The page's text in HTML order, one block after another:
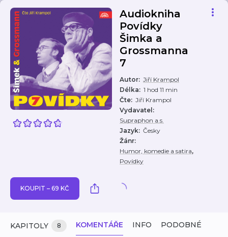
Audiokniha
Povídky
Šimka a
Grossmanna
7
Autor: Jiří Krampol
Délka: 1 hod 11 min
Čte: Jiří Krampol
Vydavatel :
Supraphon a.s.
Jazyk: Česky
Žánr:
Humor, komedie a satira,
Povídky
KOUPIT – 69 KČ
KAPITOLY 8 KOMENTÁŘE INFO PODOBNÉ